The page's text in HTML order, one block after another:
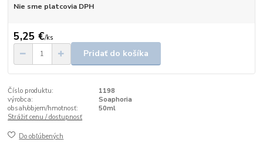
Nie sme platcovia DPH
5,25 €/ks
Pridať do košíka
Číslo produktu:
1198
výrobca:
Soaphoria
obsah/objem/hmotnosť:
50ml
Strážiť cenu / dostupnosť
Do obľúbených